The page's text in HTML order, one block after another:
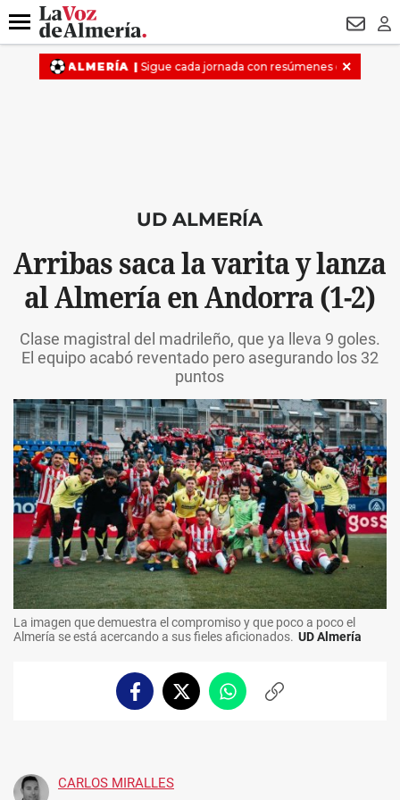
DESTACADO CONDENADOS
Menú
UD ALMERÍA
Arribas saca la varita y lanza
al Almería en Andorra (1-2)
Clase magistral del madrileño, que ya lleva 9 goles.
El equipo acabó reventado pero asegurando los 32
puntos
La imagen que demuestra el compromiso y que poco a poco el
Almería se está acercando a sus fieles aficionados. UD Almería
FacebookTwitterWhatsappCopiar
CARLOS MIRALLES